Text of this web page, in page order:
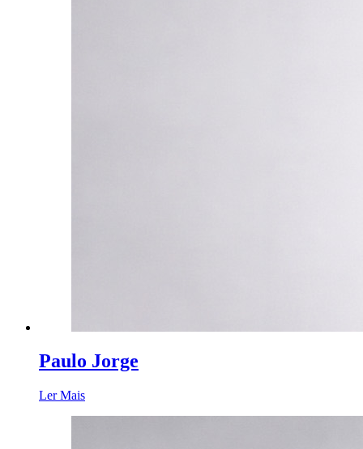
Paulo Jorge
Ler Mais